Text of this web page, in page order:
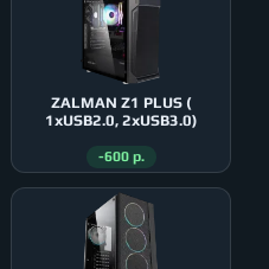
ZALMAN Z1 PLUS (
1xUSB2.0, 2xUSB3.0)
-600 р.